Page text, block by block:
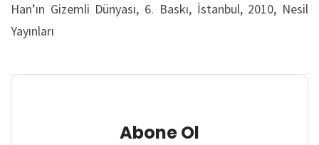
Han’ın Gizemli Dünyası, 6. Baskı, İstanbul, 2010, Nesil
Yayınları
Abone Ol